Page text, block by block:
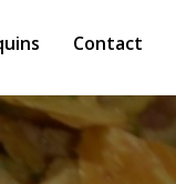
Contact